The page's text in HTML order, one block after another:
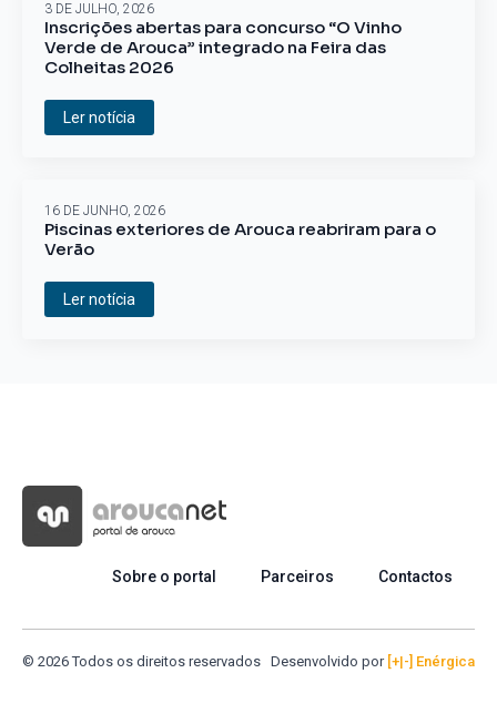
Inscrições abertas para concurso “O Vinho
Verde de Arouca” integrado na Feira das
Colheitas 2026
3 DE JULHO, 2026
Ler notícia
Piscinas exteriores de Arouca reabriram para o
Verão
16 DE JUNHO, 2026
Ler notícia
Sobre o portal Parceiros Contactos
© 2026 Todos os direitos reservados Desenvolvido por [+|-] Enérgica